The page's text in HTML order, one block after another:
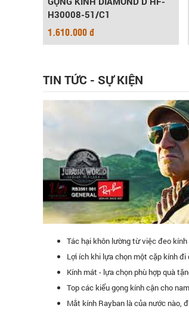
H30008-51/C1
1.610.000 đ
TIN TỨC - SỰ KIỆN
Tác hại khôn lường từ việc đeo
Lợi ích khi lựa chọn một cặp kính đi
Kính mát - lựa chọn phù hợp quà
Top các kiểu gọng kính cận cho
Mắt kính Rayban là của nước nào,
điểm đến yêu thích và hàng đầu của tôi.